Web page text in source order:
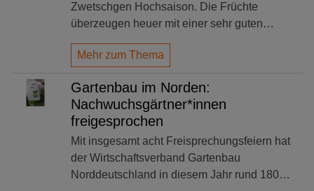
Zwetschgen Hochsaison. Die Früchte
überzeugen heuer mit einer sehr guten…
Mehr zum Thema
Gartenbau im Norden:
Nachwuchsgärtner*innen
freigesprochen
Mit insgesamt acht Freisprechungsfeiern hat
der Wirtschaftsverband Gartenbau
Norddeutschland in diesem Jahr rund 180…